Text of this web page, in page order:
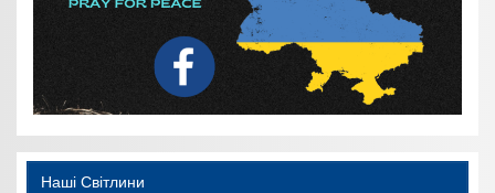
Наші Світлини